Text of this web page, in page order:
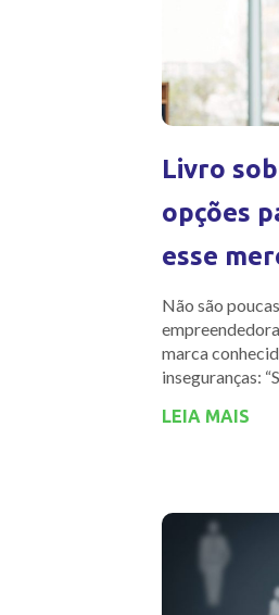
Livro
opções
esse
Não são
marca
inseguranças:
LEIA MAIS